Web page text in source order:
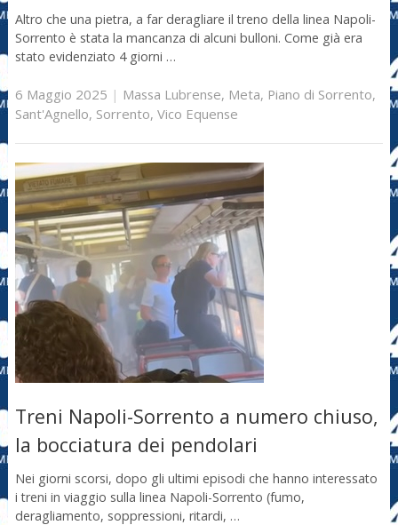
Altro che una pietra, a far deragliare il treno della linea Napoli-
Sorrento è stata la mancanza di alcuni bulloni. Come già era
stato evidenziato 4 giorni …
6 Maggio 2025 | Massa Lubrense, Meta, Piano di Sorrento,
Sant'Agnello, Sorrento, Vico Equense
Treni Napoli-Sorrento a numero chiuso,
la bocciatura dei pendolari
Nei giorni scorsi, dopo gli ultimi episodi che hanno interessato
i treni in viaggio sulla linea Napoli-Sorrento (fumo,
deragliamento, soppressioni, ritardi, …